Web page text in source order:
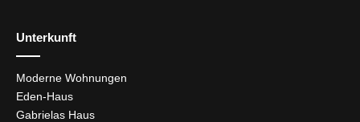
Unterkunft
Moderne Wohnungen
Eden-Haus
Gabrielas Haus